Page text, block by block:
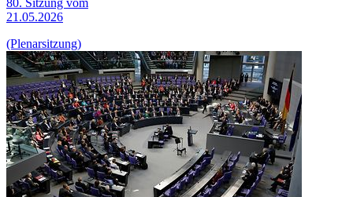
21.05.2026
(Plenarsitzung)